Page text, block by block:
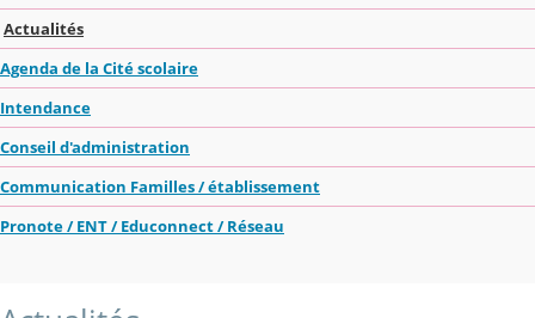
Actualités
Agenda de la Cité scolaire
Intendance
Conseil d'administration
Communication Familles / établissement
Pronote / ENT / Educonnect / Réseau